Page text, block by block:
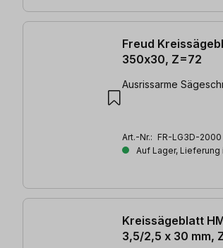
Freud
350x30, Z=72
Ausrissarme
Art.-Nr.: FR-LG3D-2000
Auf Lager, Lieferung
Kreissägeblatt
3,5/2,5 x 30 mm,